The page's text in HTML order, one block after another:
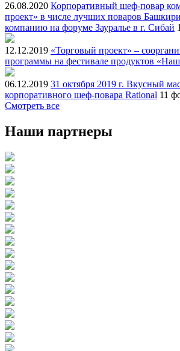
26.08.2020 Корпоративный шеф-повар
проект» в числе лучших поваров
компанию на форуме Зауралье в г. Сибай
12.12.2019 «Торговый проект» –
программы на фестивале продуктов
06.12.2019 31 октября 2019 г. Вкусный
корпоративного шеф-повара Rational 11
Смотреть все
Наши партнеры